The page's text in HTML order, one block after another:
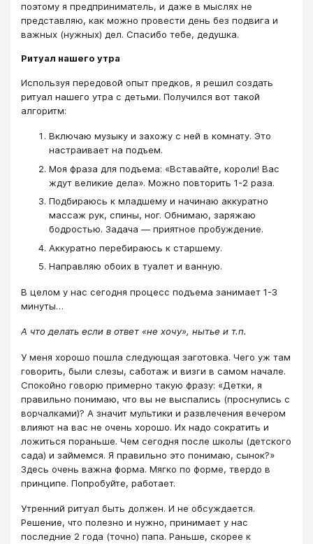
поэтому я предприниматель, и даже в мыслях не
представляю, как можно провести день без подвига и
важных (нужных) дел. Спасибо тебе, дедушка.
Ритуал нашего утра
Используя передовой опыт предков, я решил создать
ритуал нашего утра с детьми. Получился вот такой
алгоритм:
Включаю музыку и захожу с ней в комнату. Это
настраивает на подъем.
Моя фраза для подъема: «Вставайте, короли! Вас
ждут великие дела». Можно повторить 1-2 раза.
Подбираюсь к младшему и начинаю аккуратно
массаж рук, спины, ног. Обнимаю, заряжаю
бодростью. Задача — приятное пробуждение.
Аккуратно перебираюсь к старшему.
Направляю обоих в туалет и ванную.
В целом у нас сегодня процесс подъема занимает 1-3
минуты…
А что делать если в ответ «не хочу», нытье и т.п.
У меня хорошо пошла следующая заготовка. Чего уж там
говорить, были слезы, саботаж и визги в самом начале.
Спокойно говорю примерно такую фразу: «Детки, я
правильно понимаю, что вы не выспались (проснулись с
ворчалками)? А значит мультики и развлечения вечером
влияют на вас не очень хорошо. Их надо сократить и
ложиться пораньше. Чем сегодня после школы (детского
сада) и займемся. Я правильно это понимаю, сынок?»
Здесь очень важна форма. Мягко по форме, твердо в
принципе. Попробуйте, работает.
Утренний ритуал быть должен. И не обсуждается.
Решение, что полезно и нужно, принимает у нас
последние 2 года (точно) папа. Раньше, скорее к